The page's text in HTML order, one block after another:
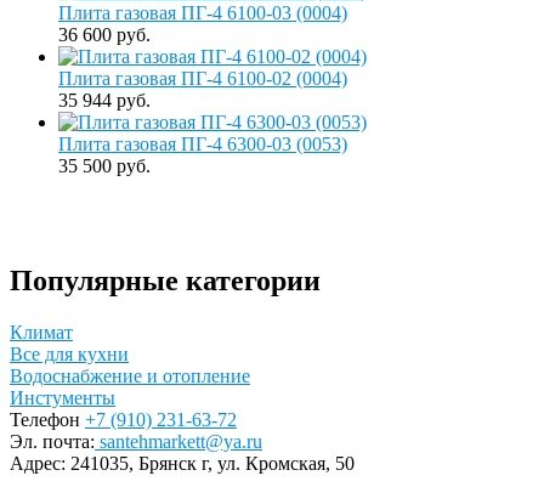
Плита газовая ПГ-4 6100-03 (0004)
36 600 руб.
Плита газовая ПГ-4 6100-02 (0004)
35 944 руб.
Плита газовая ПГ-4 6300-03 (0053)
35 500 руб.
Популярные категории
Климат
Все для кухни
Водоснабжение и отопление
Инстументы
Телефон +7 (910) 231-63-72
Эл. почта: santehmarkett@ya.ru
Адрес: 241035, Брянск г, ул. Кромская, 50